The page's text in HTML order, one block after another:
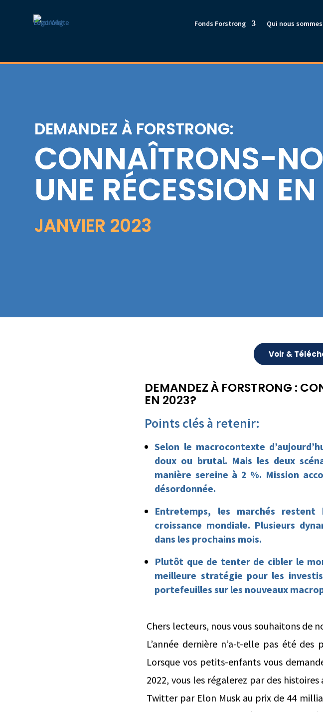
Fonds Forstrong Qui nous sommes
DEMANDEZ À FORSTRONG:
CONNAÎTRONS-
UNE RÉCESSION
JANVIER 2023
Voir &
DEMANDEZ À FORSTRONG :
EN 2023?
Points clés à retenir:
Selon le macrocontexte
doux ou brutal. Mais les deux
manière sereine à 2 %. Mission
désordonnée.
Entretemps, les marchés
croissance mondiale. Plusieurs
dans les prochains mois.
Plutôt que de tenter de cibler le
meilleure stratégie pour les
portefeuilles sur les nouveaux
Chers lecteurs, nous vous souhaitons de
L’année dernière n’a-t-elle pas été
Lorsque vos petits-enfants vous
2022, vous les régalerez par des
Twitter par Elon Musk au prix de 44